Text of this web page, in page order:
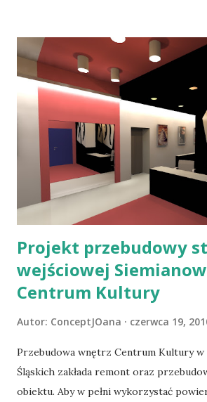
historii i strojeńce polskie, wzniósł
popularnego rzemiosła do rangi
dzieła w Moskwie nazwano „splotem
w Genewie – „osiągnięciem w skali
gruncie polskim – prof. Wojciech
artystę „Michałem Aniołem Wikliny”
swoje prace otrzymał złoty medal w
Wystawy Światowej w Paryżu.
prezentowany jest w XIX - wiecznym
w Olku...
Projekt przebudowy
wejściowej
Centrum Kultury
Autor: ConceptJOana czerwca 19,
Przebudowa wnętrz Centrum Kultury w
Śląskich zakłada remont oraz
obiektu. Aby w pełni wykorzystać